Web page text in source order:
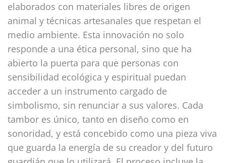
elaborados con materiales libres de origen
animal y técnicas artesanales que respetan el
medio ambiente. Esta innovación no solo
responde a una ética personal, sino que ha
abierto la puerta para que personas con
sensibilidad ecológica y espiritual puedan
acceder a un instrumento cargado de
simbolismo, sin renunciar a sus valores. Cada
tambor es único, tanto en diseño como en
sonoridad, y está concebido como una pieza viva
que guarda la energía de su creador y del futuro